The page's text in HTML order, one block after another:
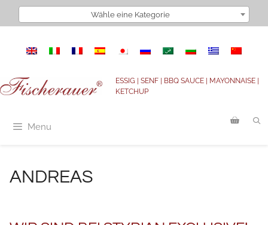
Inhalt
Wähle eine Kategorie
ESSIG | SENF | BBQ SAUCE | MAYONNAISE |
KETCHUP
Menu
ANDREAS